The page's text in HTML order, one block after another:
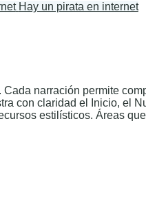
Hay un pirata en internet
narración permite
con claridad el Inicio, el
estilísticos. Áreas